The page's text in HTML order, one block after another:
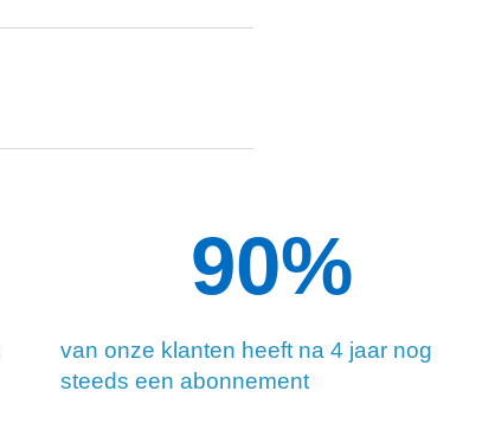
van onze klanten heeft na 4 jaar nog
steeds een abonnement
90%